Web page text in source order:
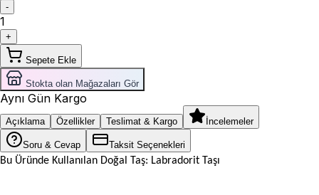
-
1
+
Sepete Ekle
Stokta olan Mağazaları Gör
Aynı Gün Kargo
Açıklama Özellikler Teslimat & Kargo İncelemeler
Soru & Cevap Taksit Seçenekleri
Bu Üründe Kullanılan Doğal Taş: Labradorit Taşı